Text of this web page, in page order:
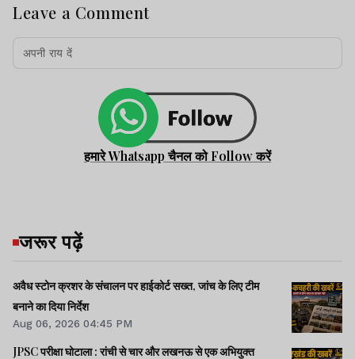
Leave a Comment
हमारे Whatsapp चैनल को Follow करें
जरूर पढ़ें
अवैध स्टोन क्रशर के संचालन पर हाईकोर्ट सख्त, जांच के लिए टीम
बनाने का दिया निर्देश
Aug 06, 2026 04:45 PM
JPSC परीक्षा घोटाला : रांची से चार और लखनऊ से एक अभियुक्त